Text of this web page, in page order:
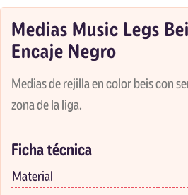
Medias Music Legs
Encaje Negro
Medias de rejilla en color beis con
zona de la liga.
Ficha técnica
Material